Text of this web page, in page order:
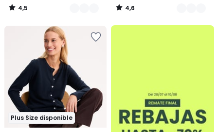
4,5
/
4,6
/
Plus Size disponible
.